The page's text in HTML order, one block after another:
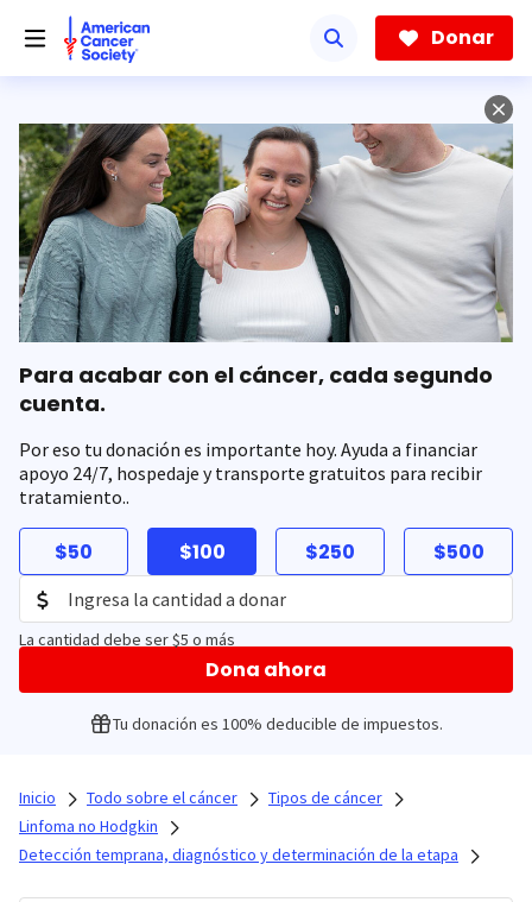
hacia
contenido
Donar
Para acabar con el cáncer, cada segundo
cuenta.
Por eso tu donación es importante hoy. Ayuda a financiar
apoyo 24/7, hospedaje y transporte gratuitos para recibir
tratamiento..
$50 $100 $250 $500
La cantidad debe ser $5 o más
Dona ahora
Tu donación es 100% deducible de impuestos.
Inicio Todo sobre el cáncer
Tipos de cáncer
Linfoma no Hodgkin
Detección temprana, diagnóstico y determinación de la etapa